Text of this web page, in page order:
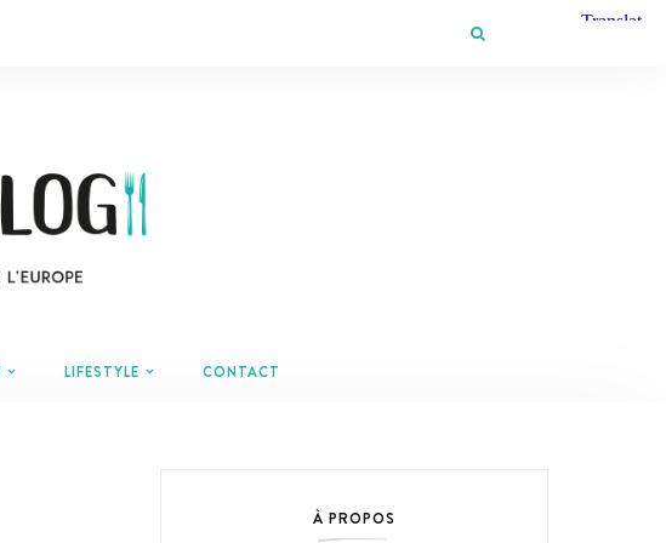
LIFESTYLE CONTACT
À PROPOS